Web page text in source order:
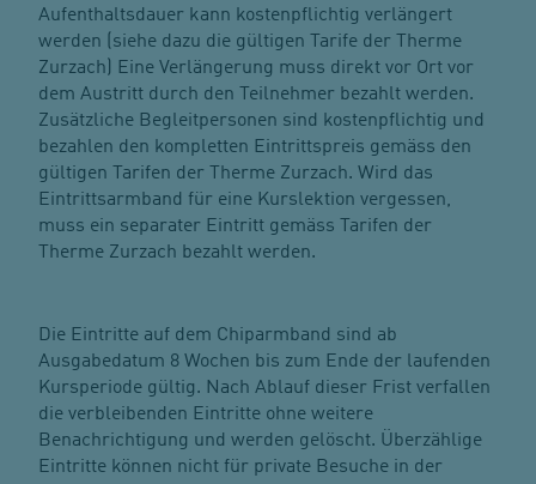
Aufenthaltsdauer kann kostenpflichtig verlängert
werden (siehe dazu die gültigen Tarife der Therme
Zurzach) Eine Verlängerung muss direkt vor Ort vor
dem Austritt durch den Teilnehmer bezahlt werden.
Zusätzliche Begleitpersonen sind kostenpflichtig und
bezahlen den kompletten Eintrittspreis gemäss den
gültigen Tarifen der Therme Zurzach. Wird das
Eintrittsarmband für eine Kurslektion vergessen,
muss ein separater Eintritt gemäss Tarifen der
Therme Zurzach bezahlt werden.
Die Eintritte auf dem Chiparmband sind ab
Ausgabedatum 8 Wochen bis zum Ende der laufenden
Kursperiode gültig. Nach Ablauf dieser Frist verfallen
die verbleibenden Eintritte ohne weitere
Benachrichtigung und werden gelöscht. Überzählige
Eintritte können nicht für private Besuche in der